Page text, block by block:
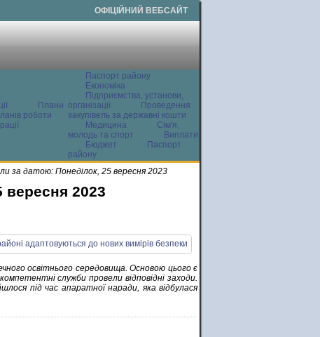
ОФІЦІЙНИЙ ВЕБСАЙТ
Плани
роботи
Паспорт району
Економіка
Підприємства, установи,
організації
Проведення
закупівель за державні кошти
Медицина
Сім'я,
молодь та спорт
Виплати
Бюджет
Паспорт
району
за датою: Понеділок, 25 вересня 2023
вересня 2023
освітнього середовища. Основою цього є
служби провели відповідні заходи.
під час апаратної наради, яка відбулася